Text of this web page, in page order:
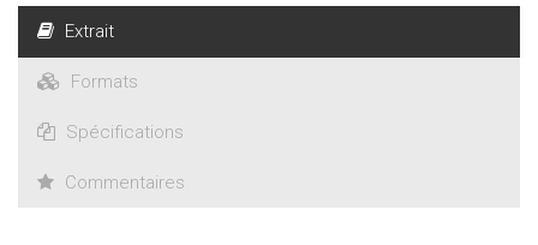
Extrait
Formats
Spécifications
Commentaires